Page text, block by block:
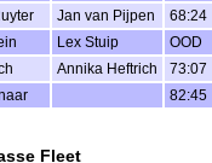
Jan van Pijpen 68:24
Lex Stuip OOD
Annika Heftrich 73:07
82:45
Fleet